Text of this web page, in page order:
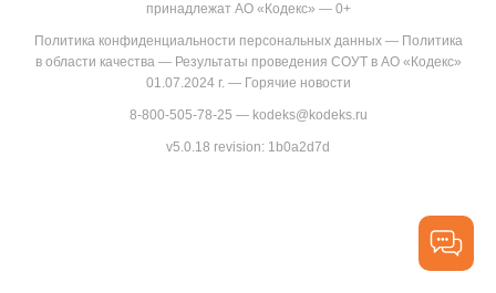
принадлежат АО «Кодекс» — 0+
Политика конфиденциальности персональных данных— Политика
в области качества— Результаты проведения СОУТ в АО «Кодекс»
01.07.2024 г.— Горячие новости
8-800-505-78-25 — kodeks@kodeks.ru
v5.0.18 revision: 1b0a2d7d